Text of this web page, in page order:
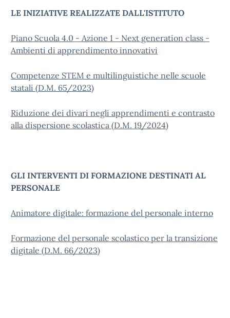
LE INIZIATIVE REALIZZATE DALL'ISTITUTO
Piano Scuola 4.0 - Azione 1 - Next generation class -
Ambienti di apprendimento innovativi
Competenze STEM e multilinguistiche nelle scuole
statali (D.M. 65/2023)
Riduzione dei divari negli apprendimenti e contrasto
alla dispersione scolastica (D.M. 19/2024)
GLI INTERVENTI DI FORMAZIONE DESTINATI AL
PERSONALE
Animatore digitale: formazione del personale interno
Formazione del personale scolastico per la transizione
digitale (D.M. 66/2023)